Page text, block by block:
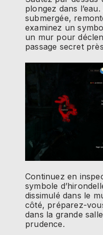
plongez dans
submergée,
examinez un
un mur pour
passage secret
Continuez en
symbole
dissimulé dans le
côté, préparez-
dans la grande
prudence.